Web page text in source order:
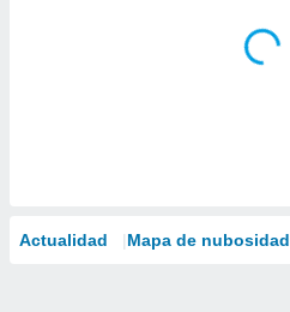
Actualidad Mapa de nubosidad